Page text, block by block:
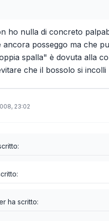
ho nulla di concreto
ancora posseggo ma che
spalla" è dovuta alla
che il bossolo si
23:02
ha scritto: